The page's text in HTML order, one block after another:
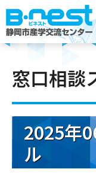
窓口相談
2025年
ル